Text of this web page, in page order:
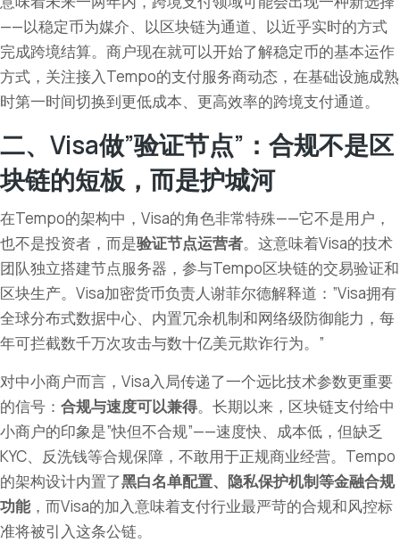
——以稳定币为媒介、以区块链为通道、以近乎实时的方式
完成跨境结算。商户现在就可以开始了解稳定币的基本运作
方式，关注接入Tempo的支付服务商动态，在基础设施成熟
时第一时间切换到更低成本、更高效率的跨境支付通道。
二、Visa做”验证节点”：合规不是区
块链的短板，而是护城河
在Tempo的架构中，Visa的角色非常特殊——它不是用户，
也不是投资者，而是验证节点运营者。这意味着Visa的技术
团队独立搭建节点服务器，参与Tempo区块链的交易验证和
区块生产。Visa加密货币负责人谢菲尔德解释道：”Visa拥有
全球分布式数据中心、内置冗余机制和网络级防御能力，每
年可拦截数千万次攻击与数十亿美元欺诈行为。”
对中小商户而言，Visa入局传递了一个远比技术参数更重要
的信号： 合规与速度可以兼得。长期以来，区块链支付给中
小商户的印象是”快但不合规”——速度快、成本低，但缺乏
KYC、反洗钱等合规保障，不敢用于正规商业经营。Tempo
的架构设计内置了黑白名单配置、隐私保护机制等金融合规
功能，而Visa的加入意味着支付行业最严苛的合规和风控标
准将被引入这条公链。